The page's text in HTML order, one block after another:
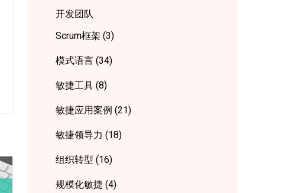
开发团队
Scrum框架 (3)
模式语言(34)
敏捷工具(8)
敏捷应用案例 (21)
敏捷领导力 (18)
组织转型(16)
规模化敏捷 (4)